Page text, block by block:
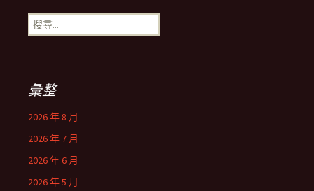
搜
尋
彙整
2026 年 8 月
2026 年 7 月
2026 年 6 月
2026 年 5 月